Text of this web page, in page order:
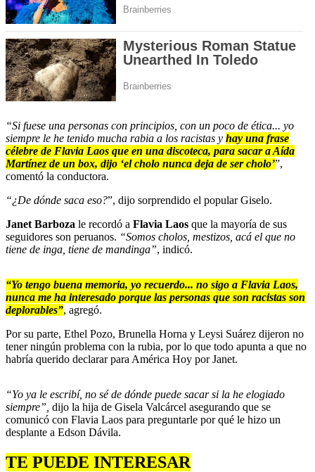
“Si fuese una personas con principios, con un poco de ética... yo
siempre le he tenido mucha rabia a los racistas y hay una frase
célebre de Flavia Laos que en una discoteca, para sacar a Aída
Martínez de un box, dijo ‘el cholo nunca deja de ser cholo’”,
comentó la conductora.
“¿De dónde saca eso?”, dijo sorprendido el popular Giselo.
Janet Barboza le recordó a Flavia Laos que la mayoría de sus
seguidores son peruanos. “Somos cholos, mestizos, acá el que no
tiene de inga, tiene de mandinga”, indicó.
“Yo tengo buena memoria, yo recuerdo... no sigo a Flavia Laos,
nunca me ha interesado porque las personas que son racistas son
deplorables”, agregó.
Por su parte, Ethel Pozo, Brunella Horna y Leysi Suárez dijeron no
tener ningún problema con la rubia, por lo que todo apunta a que no
habría querido declarar para América Hoy por Janet.
“Yo ya le escribí, no sé de dónde puede sacar si la he elogiado
siempre”, dijo la hija de Gisela Valcárcel asegurando que se
comunicó con Flavia Laos para preguntarle por qué le hizo un
desplante a Edson Dávila.
TE PUEDE INTERESAR